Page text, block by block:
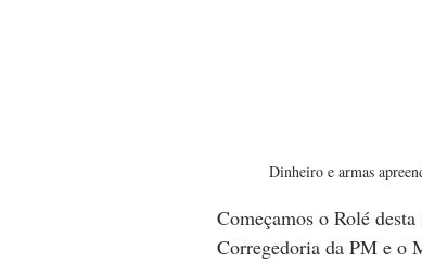
Dinheiro e armas
Começamos o Rolé
Corregedoria da PM e o